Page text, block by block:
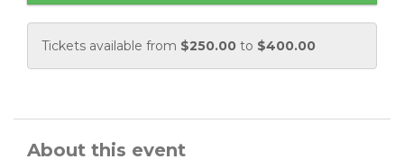
Tickets available from $250.00 to $400.00
About this event